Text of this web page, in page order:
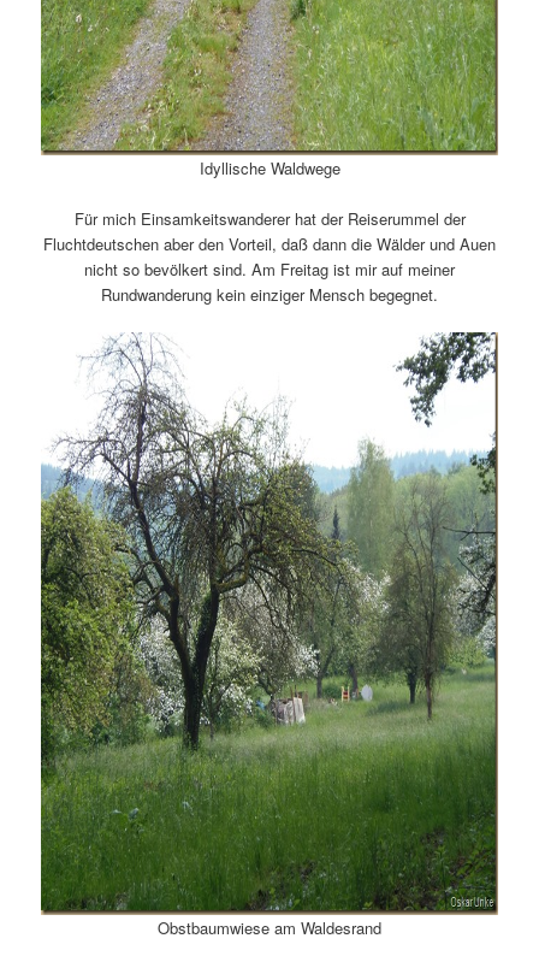
Idyllische Waldwege
Für mich Einsamkeitswanderer hat der Reiserummel der
Fluchtdeutschen aber den Vorteil, daß dann die Wälder und Auen
nicht so bevölkert sind. Am Freitag ist mir auf meiner
Rundwanderung kein einziger Mensch begegnet.
Obstbaumwiese am Waldesrand